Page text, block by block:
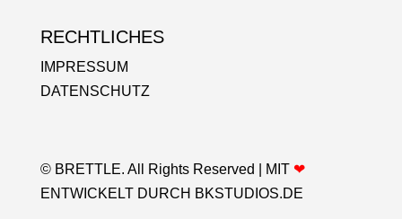
RECHTLICHES
IMPRESSUM
DATENSCHUTZ
© BRETTLE. All Rights Reserved | MIT ❤
ENTWICKELT DURCH BKSTUDIOS.DE